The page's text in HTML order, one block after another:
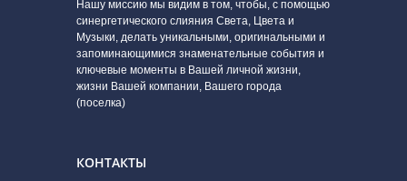
Нашу миссию мы видим в том, чтобы, с помощью
синергетического слияния Света, Цвета и
Музыки, делать уникальными, оригинальными и
запоминающимися знаменательные события и
ключевые моменты в Вашей личной жизни,
жизни Вашей компании, Вашего города
(поселка)
КОНТАКТЫ